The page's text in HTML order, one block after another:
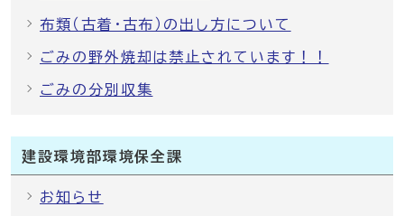
布類（古着・古布）の出し方について
ごみの野外焼却は禁止されています！！
ごみの分別収集
建設環境部環境保全課
お知らせ